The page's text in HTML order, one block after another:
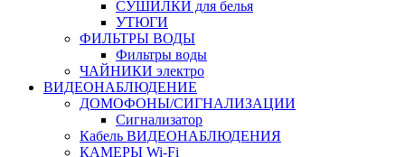
СУШИЛКИ для белья
УТЮГИ
ФИЛЬТРЫ ВОДЫ
Фильтры воды
ЧАЙНИКИ электро
ВИДЕОНАБЛЮДЕНИЕ
ДОМОФОНЫ/СИГНАЛИЗАЦИИ
Сигнализатор
Кабель ВИДЕОНАБЛЮДЕНИЯ
КАМЕРЫ Wi-Fi